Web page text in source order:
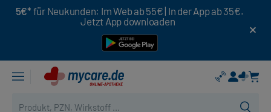
5€* für Neukunden: Im Web ab 55€ | In der App ab 35€.
Jetzt App downloaden